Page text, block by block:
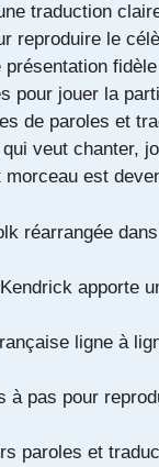
traduction
reproduire le
fidèle
pour jouer la
de paroles et
veut chanter,
est
réarrangée
apporte
ligne à
à pas pour
paroles et